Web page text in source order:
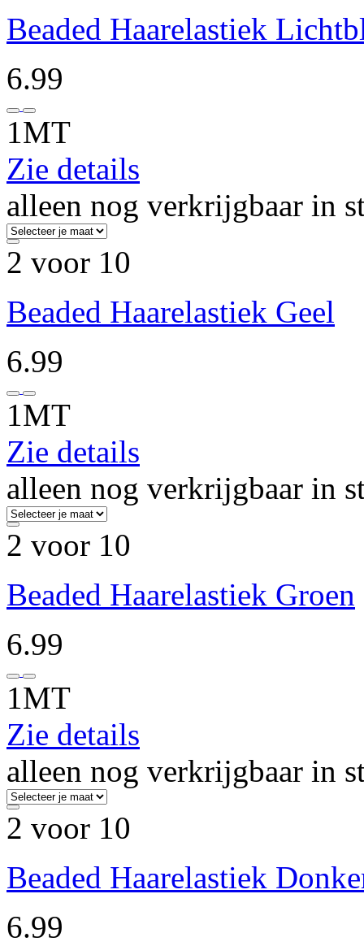
Beaded Haarelastiek
6.99
1MT
Zie details
alleen nog verkrijgbaar in
2 voor 10
Beaded Haarelastiek Geel
6.99
1MT
Zie details
alleen nog verkrijgbaar in
2 voor 10
Beaded Haarelastiek Groen
6.99
1MT
Zie details
alleen nog verkrijgbaar in
2 voor 10
Beaded Haarelastiek
6.99